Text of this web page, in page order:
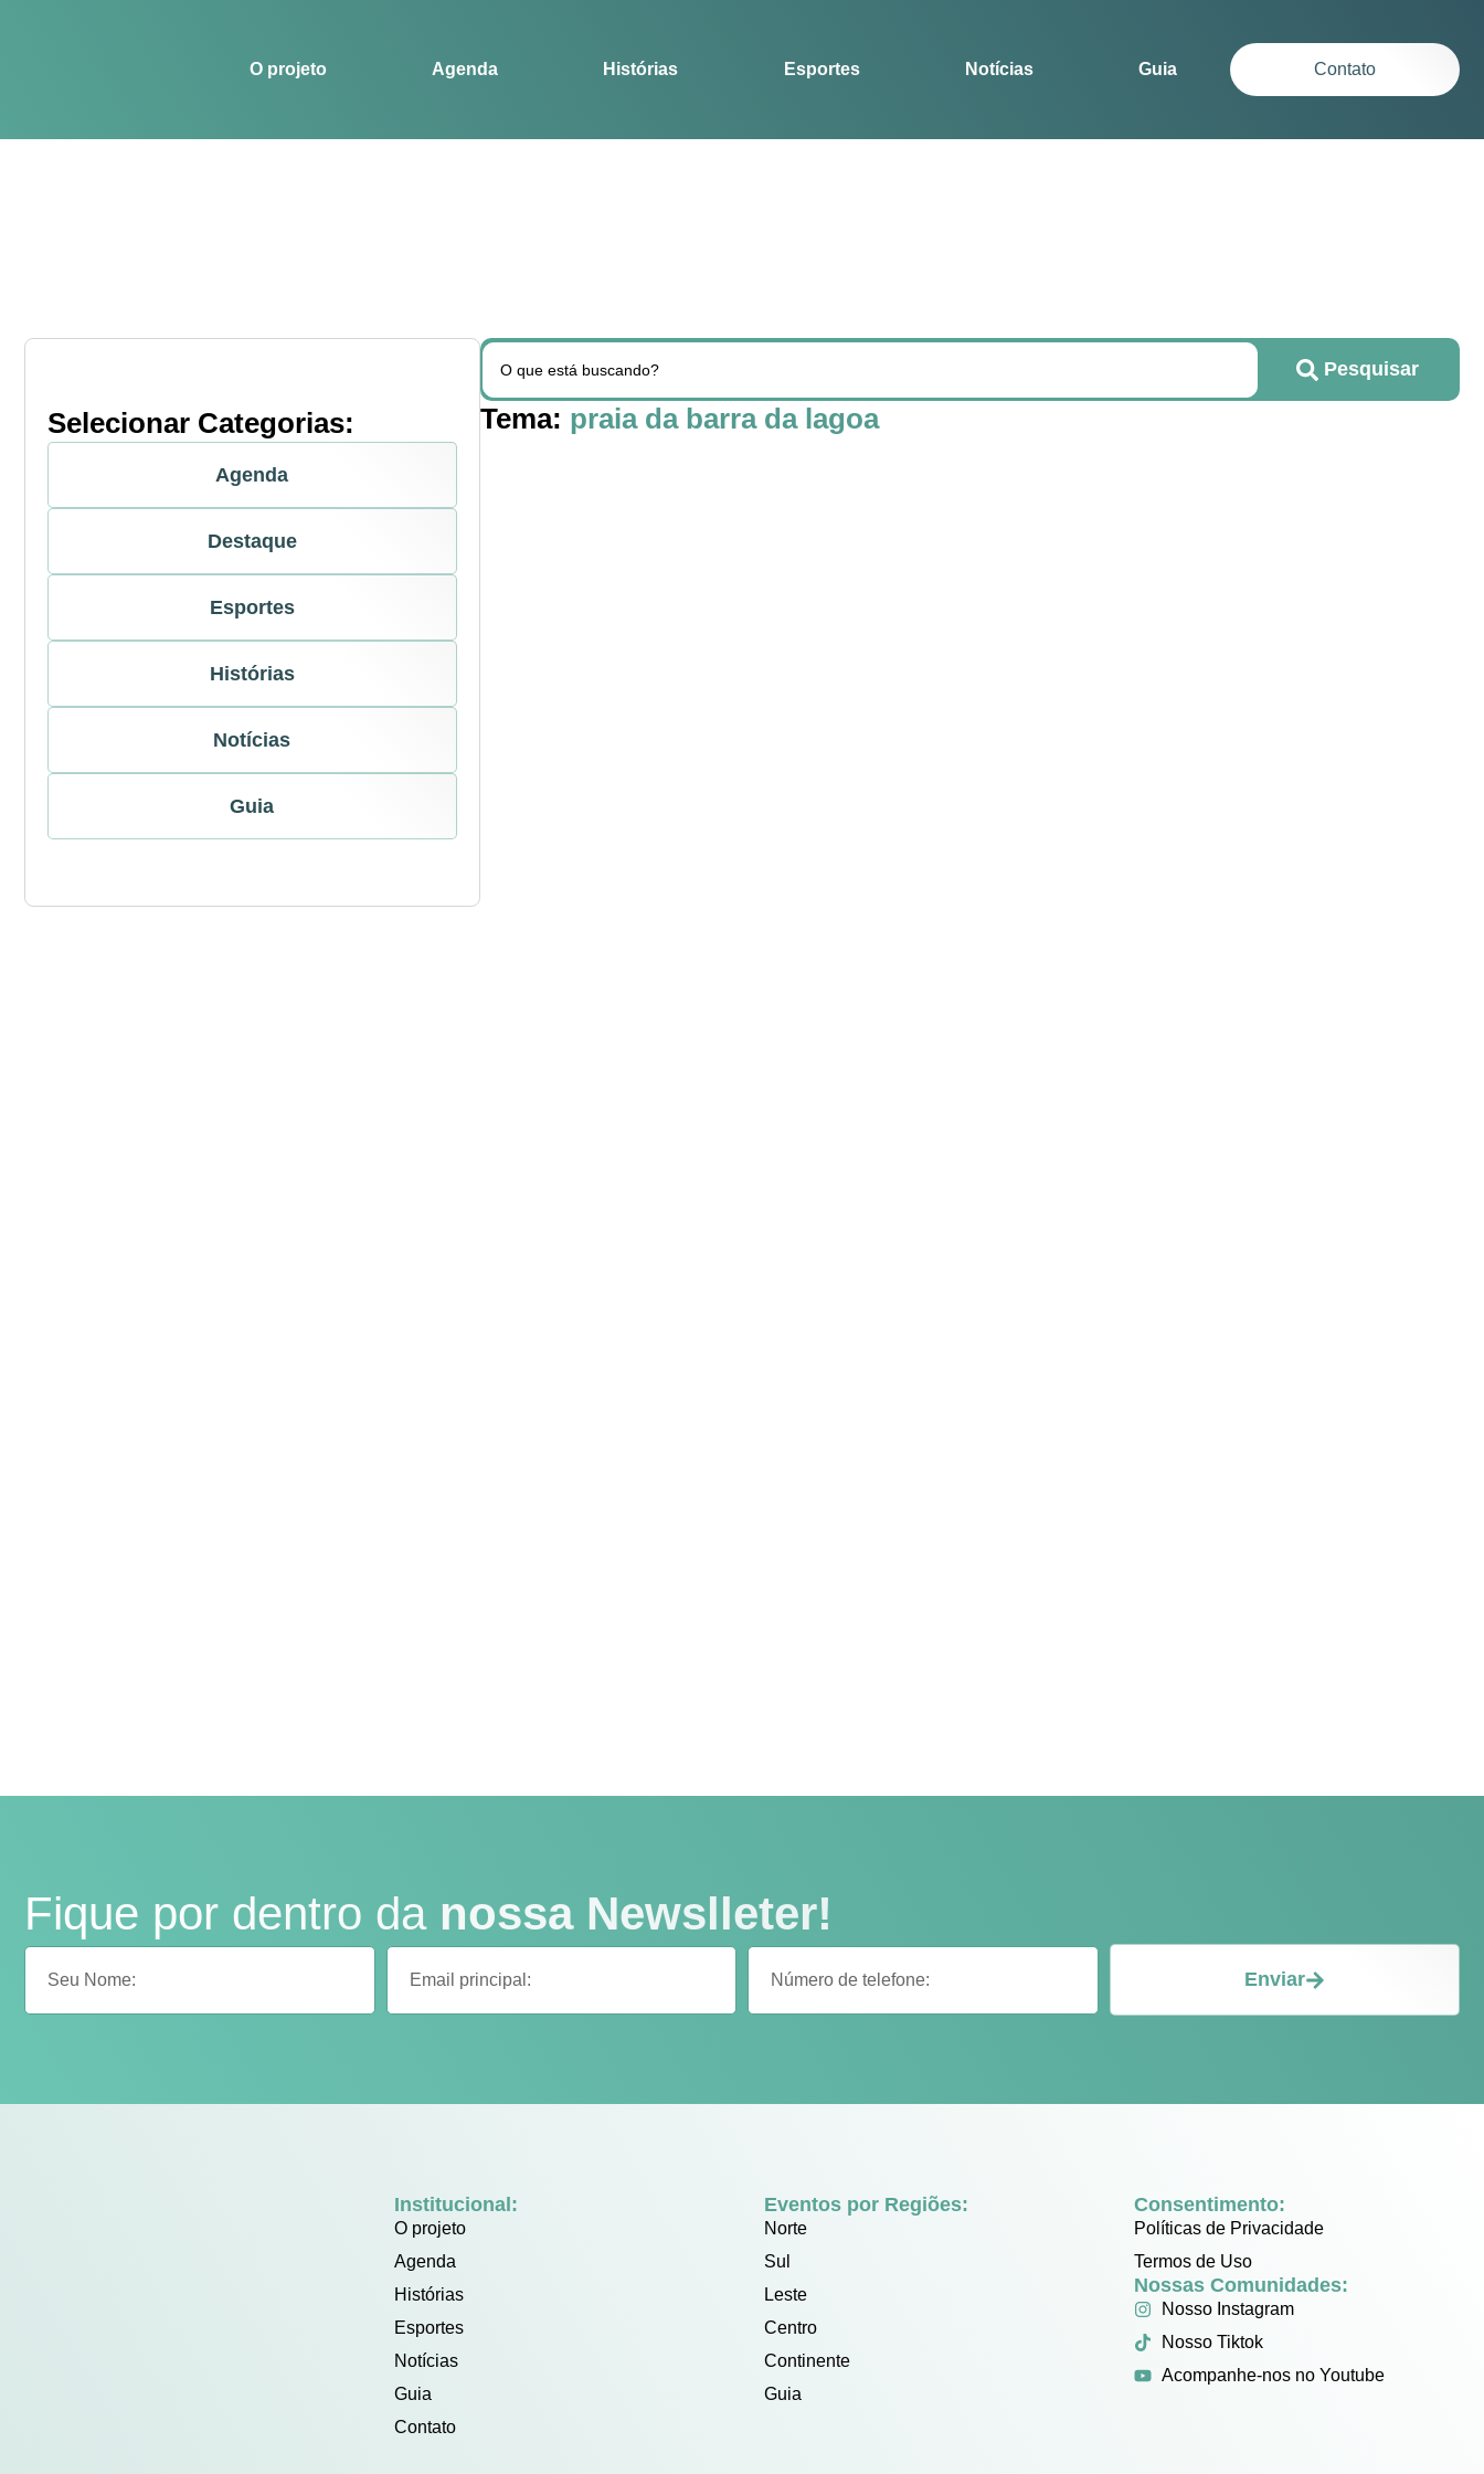
O projeto Agenda Histórias Esportes Notícias Guia Contato
Selecionar Categorias:
Agenda
Destaque
Esportes
Histórias
Notícias
Guia
Pesquisar
Tema: praia da barra da lagoa
Fique por dentro da nossa Newslleter!
Enviar
Institucional:
O projeto
Agenda
Histórias
Esportes
Notícias
Guia
Contato
Eventos por Regiões:
Norte
Sul
Leste
Centro
Continente
Guia
Consentimento:
Políticas de Privacidade
Termos de Uso
Nossas Comunidades:
Nosso Instagram
Nosso Tiktok
Acompanhe-nos no Youtube